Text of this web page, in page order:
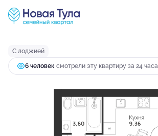
1-комнатная35.27 м
Ипотекаот 10 909 руб.
С лоджией
6 человек смотрели эту квартиру за 24 часа